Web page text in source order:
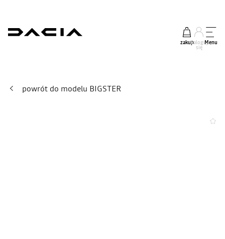
zakupZaloguj
się
Menu
powrót do modelu BIGSTER